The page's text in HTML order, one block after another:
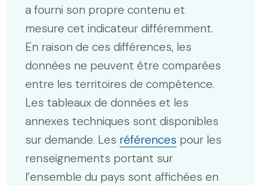
a fourni son propre contenu et
mesure cet indicateur différemment.
En raison de ces différences, les
données ne peuvent être comparées
entre les territoires de compétence.
Les tableaux de données et les
annexes techniques sont disponibles
sur demande. Les références pour les
renseignements portant sur
l’ensemble du pays sont affichées en